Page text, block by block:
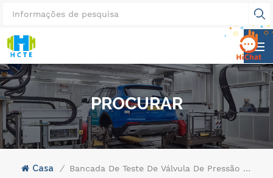
PROCURAR
Casa / Bancada De Teste De Válvula De Pressão Superior